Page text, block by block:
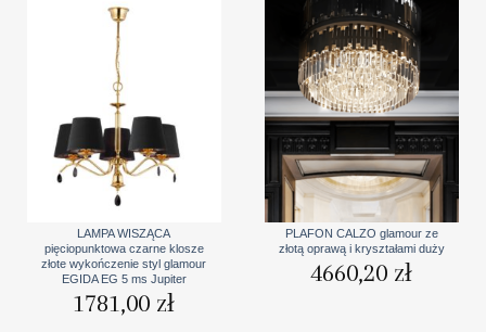
LAMPA WISZĄCA
pięciopunktowa czarne klosze
złote wykończenie styl glamour
EGIDA EG 5 ms Jupiter
1781,00 zł
PLAFON CALZO glamour ze
złotą oprawą i kryształami duży
4660,20 zł